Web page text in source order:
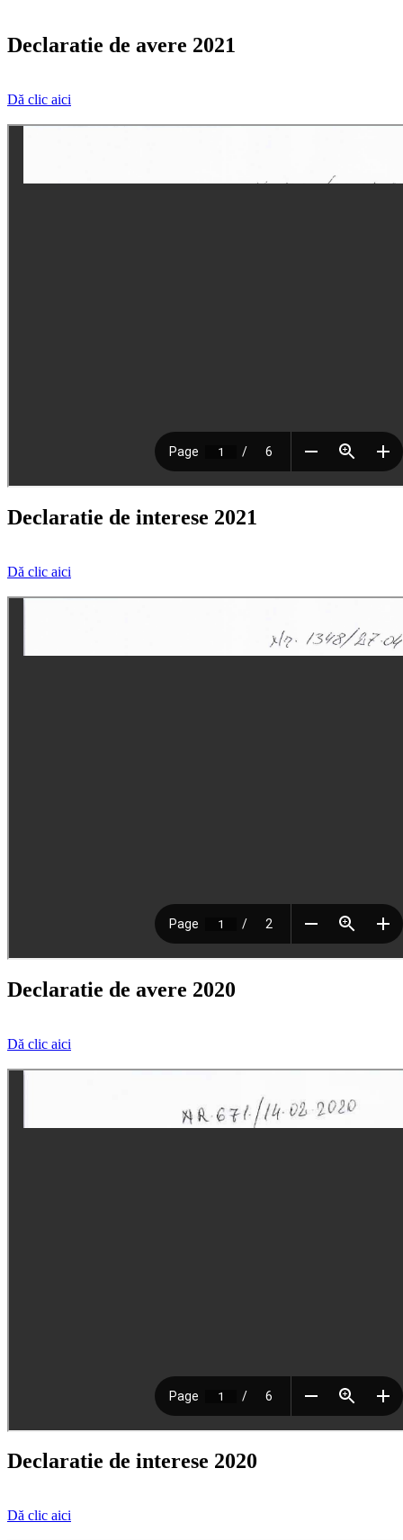
Declaratie de avere 2021
Dă clic aici
Declaratie de interese 2021
Dă clic aici
Declaratie de avere 2020
Dă clic aici
Declaratie de interese 2020
Dă clic aici